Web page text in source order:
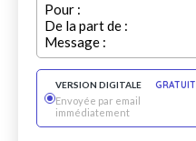
Pour :
De la part de :
Message :
VERSION DIGITALE
GRATUIT
Envoyée par email
immédiatement